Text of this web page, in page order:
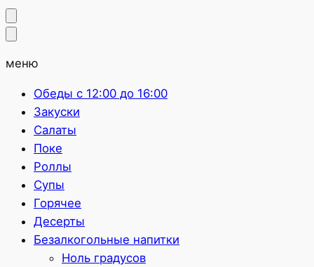
меню
Обеды с 12:00 до 16:00
Закуски
Салаты
Поке
Роллы
Супы
Горячее
Десерты
Безалкогольные напитки
Ноль градусов